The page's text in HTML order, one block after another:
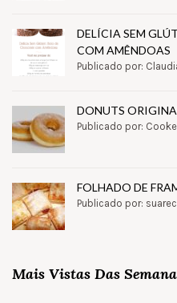
DELÍCIA SEM
COM AMÊNDOAS
Publicado por:
DONUTS
Publicado por:
FOLHADO DE
Publicado por:
Mais Vistas Das Semana